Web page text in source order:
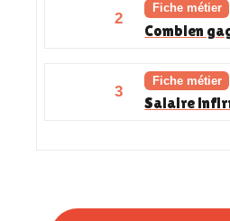
2
Fiche métier
Combien
3
Fiche métier
Salaire